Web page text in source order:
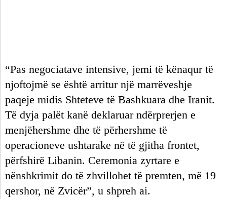
“Pas negociatave intensive, jemi të kënaqur të
njoftojmë se është arritur një marrëveshje
paqeje midis Shteteve të Bashkuara dhe Iranit.
Të dyja palët kanë deklaruar ndërprerjen e
menjëhershme dhe të përhershme të
operacioneve ushtarake në të gjitha frontet,
përfshirë Libanin. Ceremonia zyrtare e
nënshkrimit do të zhvillohet të premten, më 19
qershor, në Zvicër”, u shpreh ai.